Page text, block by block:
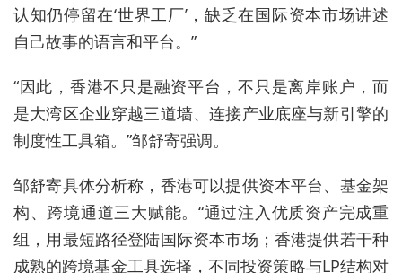
认知仍停留在‘世界工厂’，缺乏在国际资本市场讲述
自己故事的语言和平台。”
“因此，香港不只是融资平台，不只是离岸账户，而
是大湾区企业穿越三道墙、连接产业底座与新引擎的
制度性工具箱。”邹舒寄强调。
邹舒寄具体分析称，香港可以提供资本平台、基金架
构、跨境通道三大赋能。“通过注入优质资产完成重
组，用最短路径登陆国际资本市场；香港提供若干种
成熟的跨境基金工具选择，不同投资策略与LP结构对